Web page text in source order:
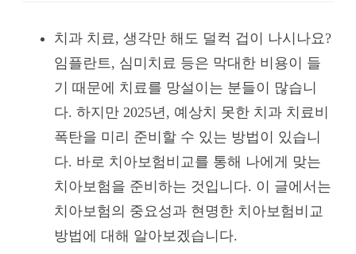
치과 치료, 생각만 해도 덜컥 겁이 나시나요?
임플란트, 심미치료 등은 막대한 비용이 들
기 때문에 치료를 망설이는 분들이 많습니
다. 하지만 2025년, 예상치 못한 치과 치료비
폭탄을 미리 준비할 수 있는 방법이 있습니
다. 바로 치아보험비교를 통해 나에게 맞는
치아보험을 준비하는 것입니다. 이 글에서는
치아보험의 중요성과 현명한 치아보험비교
방법에 대해 알아보겠습니다.